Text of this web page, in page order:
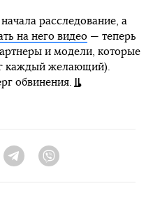
расследование, а
на него видео— теперь
и модели, которые
каждый желающий).
обвинения.
Telegram